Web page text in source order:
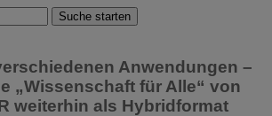
Anwendungen –
„Wissenschaft für Alle“ von
weiterhin als Hybridformat